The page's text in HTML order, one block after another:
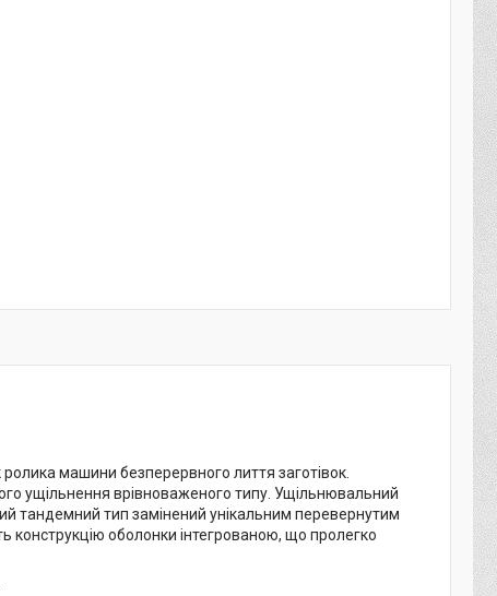
машини безперервного лиття заготівок.
ущільнення врівноваженого типу. Ущільнювальний
тандемний тип замінений унікальним перевернутим
конструкцію оболонки інтегрованою, що пролегко